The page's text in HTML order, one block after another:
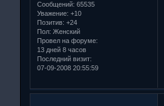
Сообщений: 65535
Уважение: +10
Позитив: +24
Пол: Женский
Провел на форуме:
13 дней 8 часов
Последний визит:
07-09-2008 20:55:59